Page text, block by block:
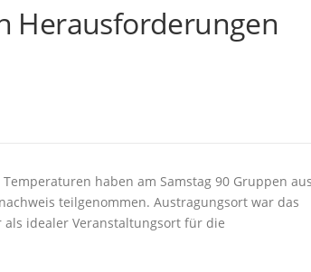
Herausforderungen
haben am Samstag 90 Gruppen
teilgenommen. Austragungsort war das
idealer Veranstaltungsort für die